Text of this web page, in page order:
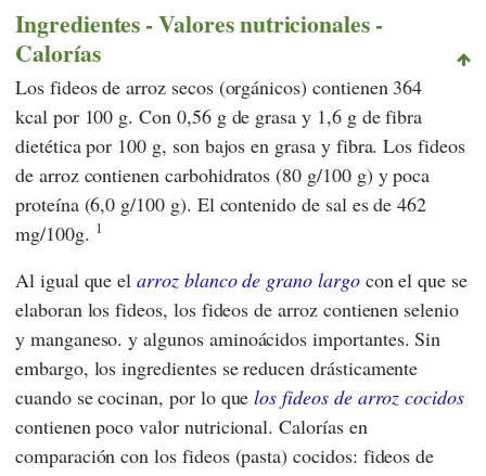
Ingredientes - Valores nutricionales -
Calorías
Los fideos de arroz secos (orgánicos) contienen 364
kcal por 100 g. Con 0,56 g de grasa y 1,6 g de fibra
dietética por 100 g, son bajos en grasa y fibra. Los fideos
de arroz contienen carbohidratos (80 g/100 g) y poca
proteína (6,0 g/100 g). El contenido de sal es de 462
mg/100g. 1
Al igual que elarroz blanco de grano largocon el que se
elaboran los fideos, los fideos de arroz contienen selenio
y manganeso. y algunos aminoácidos importantes. Sin
embargo, los ingredientes se reducen drásticamente
cuando se cocinan, por lo quelos fideos de arroz cocidos
contienen poco valor nutricional. Calorías en
comparación con los fideos (pasta) cocidos: fideos de